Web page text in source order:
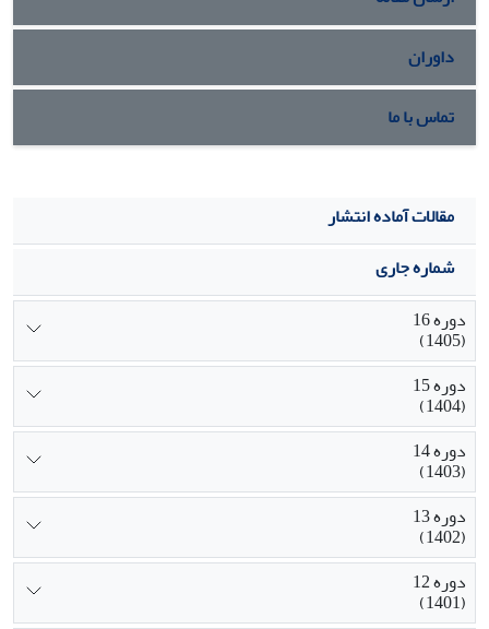
داوران
تماس با ما
مقالات آماده انتشار
شماره جاری
دوره 16
(1405)
دوره 15
(1404)
دوره 14
(1403)
دوره 13
(1402)
دوره 12
(1401)